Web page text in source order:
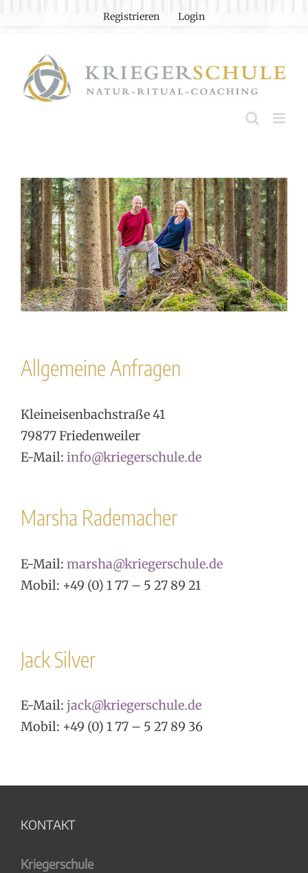
springen
Registrieren Login
Allgemeine Anfragen
Kleineisenbachstraße 41
79877 Friedenweiler
E-Mail: info@kriegerschule.de
Marsha Rademacher
E-Mail: marsha@kriegerschule.de
Mobil: +49 (0) 1 77 – 5 27 89 21
Jack Silver
E-Mail: jack@kriegerschule.de
Mobil: +49 (0) 1 77 – 5 27 89 36
KONTAKT
Kriegerschule